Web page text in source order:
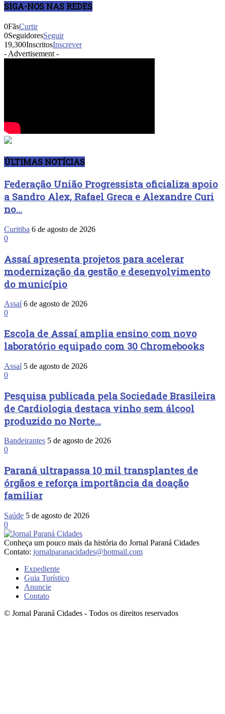
SIGA-NOS NAS REDES
0FãsCurtir
0SeguidoresSeguir
19,300InscritosInscrever
- Advertisement -
ÚLTIMAS NOTÍCIAS
Federação União Progressista oficializa apoio
a Sandro Alex, Rafael Greca e Alexandre Curi
no...
Curitiba 6 de agosto de 2026
0
Assaí apresenta projetos para acelerar
modernização da gestão e desenvolvimento
do município
Assaí 6 de agosto de 2026
0
Escola de Assaí amplia ensino com novo
laboratório equipado com 30 Chromebooks
Assaí 5 de agosto de 2026
0
Pesquisa publicada pela Sociedade Brasileira
de Cardiologia destaca vinho sem álcool
produzido no Norte...
Bandeirantes 5 de agosto de 2026
0
Paraná ultrapassa 10 mil transplantes de
órgãos e reforça importância da doação
familiar
Saúde 5 de agosto de 2026
0
Conheça um pouco mais da história do Jornal Paraná Cidades
Contato: jornalparanacidades@hotmail.com
Expediente
Guia Turístico
Anuncie
Contato
© Jornal Paraná Cidades - Todos os direitos reservados